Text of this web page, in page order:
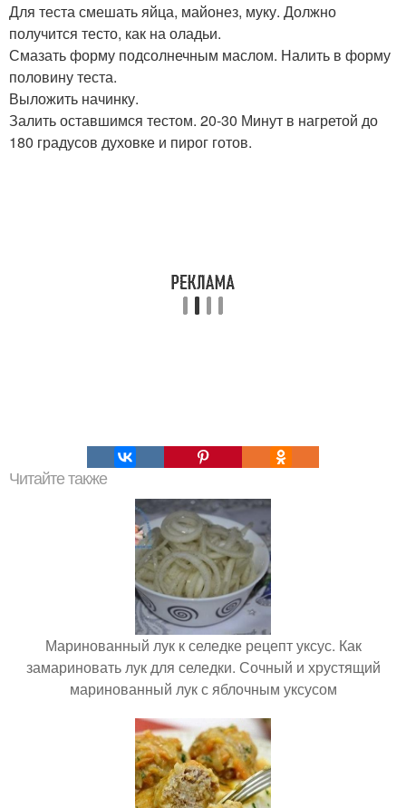
Для теста смешать яйца, майонез, муку. Должно
получится тесто, как на оладьи.
Смазать форму подсолнечным маслом. Налить в форму
половину теста.
Выложить начинку.
Залить оставшимся тестом. 20-30 Минут в нагретой до
180 градусов духовке и пирог готов.
Читайте также
Маринованный лук к селедке рецепт уксус. Как
замариновать лук для селедки. Сочный и хрустящий
маринованный лук с яблочным уксусом